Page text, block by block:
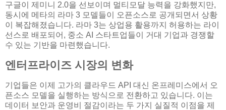
구글이 제미니 2.0을 선보이며 멀티모달 능력을 강화했지만,
동시에 메타의 라마 3 모델들이 오픈소스로 공개되면서 상황
이 복잡해졌습니다. 라마 3는 상업용 활용까지 허용하는 라이
선스로 배포되어, 중소 AI 스타트업들이 거대 기업과 경쟁할
수 있는 기반을 마련했습니다.
엔터프라이즈 시장의 변화
기업들은 이제 고가의 클라우드 API 대신 온프레미스에서 오
픈소스 모델을 실행하는 방식으로 전환하고 있습니다. 이는
데이터 보안과 운영비 절감이라는 두 가지 실질적 이점을 제